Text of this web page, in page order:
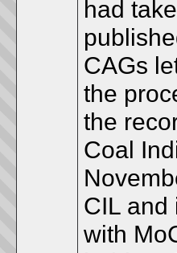
had
CAGs
the
the
Coal
CIL and
with